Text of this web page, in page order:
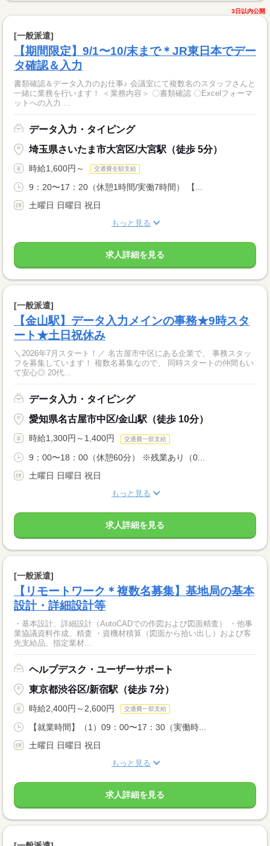
3日以内公開
[一般派遣]
【期間限定】9/1〜10/末まで＊JR東日本でデー
タ確認＆入力
書類確認＆データ入力のお仕事♪ 会議室にて複数名のスタッフさんと
一緒に業務を行います！ ＜業務内容＞ 〇書類確認 〇Excelフォーマ
データ入力・タイピング
埼玉県さいたま市大宮区/大宮駅（徒歩 5分）
時給1,600円～ 交通費全額支給
9：20〜17：20（休憩1時間/実働7時間） 【...
土曜日 日曜日 祝日
もっと見る
求人詳細を見る
[一般派遣]
【金山駅】データ入力メインの事務★9時スタ
ート★土日祝休み
＼2026年7月スタート！／ 名古屋市中区にある企業で、 事務スタッ
フを募集しています！ 複数名募集なので、 同時スタートの仲間もい
て安心◎ 20代...
データ入力・タイピング
愛知県名古屋市中区/金山駅（徒歩 10分）
時給1,300円～1,400円 交通費一部支給
9：00〜18：00（休憩60分） ※残業あり（0...
土曜日 日曜日 祝日
もっと見る
求人詳細を見る
[一般派遣]
【リモートワーク＊複数名募集】基地局の基本
設計・詳細設計等
・基本設計、詳細設計（AutoCADでの作図および図面精査） ・他事
業協議資料作成、精査 ・資機材積算（図面から拾い出し）および客
先支給品、指定業材...
ヘルプデスク・ユーザーサポート
東京都渋谷区/新宿駅（徒歩 7分）
時給2,400円～2,600円 交通費一部支給
【就業時間】（1）09：00〜17：30（実働時...
土曜日 日曜日 祝日
もっと見る
求人詳細を見る